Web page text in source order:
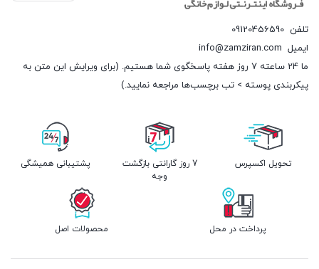
تلفن 09120456590
ایمیل info@zamziran.com
ما 24 ساعته 7 روز هفته پاسخگوی شما هستیم. (برای ویرایش این متن به
پیکربندی پوسته > تب برچسب‌ها مراجعه نمایید.)
تحویل اکسپرس
7 روز گارانتی بازگشت
وجه
پشتیبانی همیشگی
پرداخت در محل محصولات اصل